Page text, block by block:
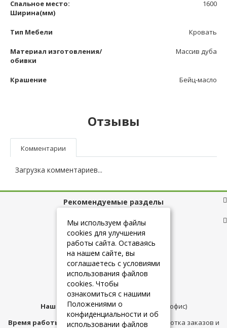
Спальное место:
Ширина(мм)
1600
Тип Мебели Кровать
Материал изготовления/
обивки
Массив дуба
Крашение Бейц-масло
Отзывы
Комментарии
Загрузка комментариев...
Рекомендуемые разделы
Полезные ссылки
+7 (925) 084-10-60
Наш адрес:Москва,ул.Плещеева д.12 (офис)
Время работы магазина:с 10:00 до 21:00 (обработка заказов и
Мы используем файлы
cookies для улучшения
работы сайта. Оставаясь
на нашем сайте, вы
соглашаетесь с условиями
использования файлов
cookies. Чтобы
ознакомиться с нашими
Положениями о
конфиденциальности и об
использовании файлов